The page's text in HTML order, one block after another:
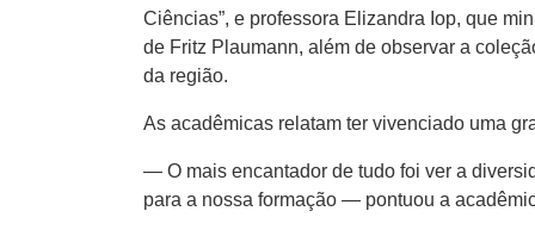
Ciências”, e professora Elizandra Iop, que
de Fritz Plaumann, além de observar a
da região.
As acadêmicas relatam ter vivenciado uma
— O mais encantador de tudo foi ver a
para a nossa formação — pontuou a